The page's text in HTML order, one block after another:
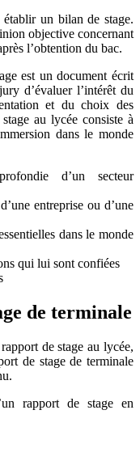
un bilan de stage.
objective concernant
l’obtention du bac.
est un document écrit
d’évaluer l’intérêt du
et du choix des
au lycée consiste à
dans le monde
d’un secteur
entreprise ou d’une
dans le monde
qui lui sont confiées
de terminale
de stage au lycée,
de stage de terminale
rapport de stage en